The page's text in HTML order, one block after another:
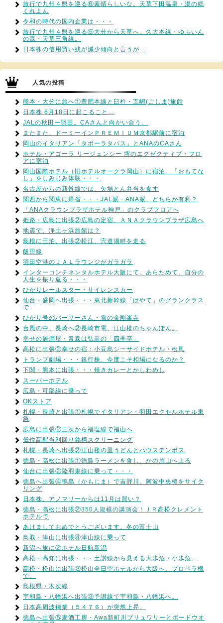
旅行で九州４県を巡る⑥素晴らしいな。天草下田温泉・湯の郷
くれよん
令和の時代の国内企業は・・・
旅行で九州４県を巡る⑤大分から天草へ。久大本線・ゆふいん
の森・天草三角線。
日本株の信用買い残が減少傾向と言うが…
人気の投稿
熊本・大分に旅へ①豊肥本線と臼杵・五嶋(ごしま)旅館
日本株 6月18日に起こること…
JALの秋田ー羽田。CAさんと向かい合う。
またまた、ドーミーインＰＲＥＭＩＵＭ京都駅前に宿泊
岡山のイタリアン「タボーラタパス」とANAのCAさん
ホテル・アゴーラ リージェンシー 堺のエグゼクティブ・フロ
アに宿泊
岡山国際ホテル（旧ホテルオークラ岡山）に宿泊。「おもてな
し」をしみじみ体験・・・
名古屋からの新幹線では、矢場とん弁当を食す
関西から関東に帰省・・・JAL派・ANA派、どちらが有利？
「ANAクラウンプラザホテル神戸」のクラブフロアへ
姫路・広島に出張②広島の定宿、ＡＮＡクラウンプラザ広島へ
地震で、浄土ヶ浜旅館は？
島根に三泊、出張②松江、宍道湖畔を走る
飯田線
羽田空港のＪＡＬラウンジがガラガラ
インターコンチネンタルホテル大阪にて。あらためて、自分の
人生を振り返る・・・
ひかりレールスター・サイレンスカー
仙台・盛岡へ出張・・・東北新幹線「はやて」のグランクラス
で
ひかり号のパーサーさん・雪の金剛峯寺
台風の中、長崎へ②長崎市電、江山楼のちゃんぽん。
幸せの居酒屋・青森は弘前の「四季亭」
高松に出張②幸せの宿：小豆島シーサイドホテル・松風
トランプ劇場・・・銀行株、今度こそ相場になるのか？
下関・熊本に出張・・・焼きカレーとかしわめし
スーパーホテル
広島・可部線に乗って
OKストア
札幌・長崎と出張①札幌でイタリアン・羽田エクセルホテル東
急
広島に出張②三次から福塩線で福山へ
低位高配当利回り銘柄スクリーニング
札幌・長崎へ出張②江山楼の皿うどんとハウステンボス
徳島・高松に出張①徳島ラーメンを食し、かの眉山へ上る
仙台に出張②陸羽東線に乗って・・・
徳島へ出張④鴨島（かもじま）で吉野川、阿波中央橋をサイク
リング
日本株、アノマリーからは11月は買い？
徳島・高松に出張②350人規模の講演会！ＪＲ高松クレメント
ホテルで
あけましておめでとうございます。冬の富士山
鳥取・津山に出張④津山線に乗って
新潟へ旅に②ホテル日航新潟
高松・高知に出張・・・土讃線から見える大歩危・小歩危。
高松・松山に出張③松山全日空ホテルから大阪へ、プロペラ機
で。
島根県・木次線
宇和島・八幡浜へ出張③予讃線で宇和島・八幡浜へ。
日本高周波鋼業（５４７６）が突然上昇。
徳島へ出張⑤麦酒工房・Awa新町川ブリュワリーとボードウオ